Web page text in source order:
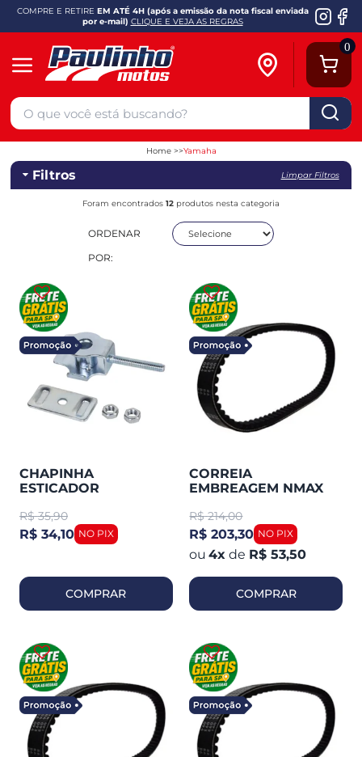
COMPRE E RETIRE EM ATÉ 4H (após a emissão da nota fiscal enviada
por e-mail) CLIQUE E VEJA AS REGRAS
0
Home Yamaha
Filtros Limpar Filtros
Foram encontrados 12 produtos nesta categoria
ORDENAR
POR:
CHAPINHA
ESTICADOR
250 / TENERE 250 /
LANDER OR
R$ 35,90
R$ 34,10
COMPRAR
CORREIA
EMBREAGEM NMAX
YAMAHA
R$ 214,00
R$ 203,30
4x de R$ 53,50
COMPRAR